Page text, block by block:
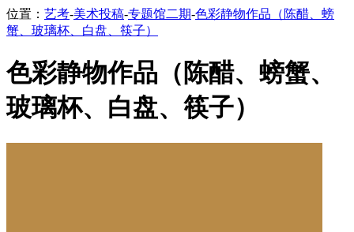
位置： 艺考-美术投稿-专题馆二期-色彩静物作品（陈醋、螃
蟹、玻璃杯、白盘、筷子）
色彩静物作品（陈醋、螃蟹、
玻璃杯、白盘、筷子）